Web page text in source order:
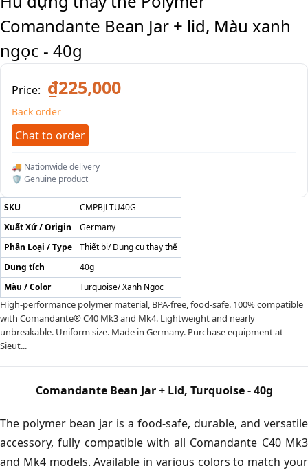
Comandante Bean Jar + lid, Màu xanh
ngọc - 40g
Price: ₫225,000
Back order
Chat to order
🚚 Nationwide delivery
🛡️ Genuine product
SKU
CMPBJLTU40G
Xuất Xứ / Origin
Germany
Phân Loại / Type
Thiết bị/ Dụng cụ thay thế
Dung tích
40g
Màu / Color
Turquoise/ Xanh Ngọc
High-performance polymer material, BPA-free, food-safe. 100% compatible
with Comandante® C40 Mk3 and Mk4. Lightweight and nearly
unbreakable. Uniform size. Made in Germany. Purchase equipment at
Sieut...
Comandante Bean Jar + Lid, Turquoise - 40g
The polymer bean jar is a food-safe, durable, and versatile
accessory, fully compatible with all Comandante C40 Mk3
and Mk4 models. Available in various colors to match your